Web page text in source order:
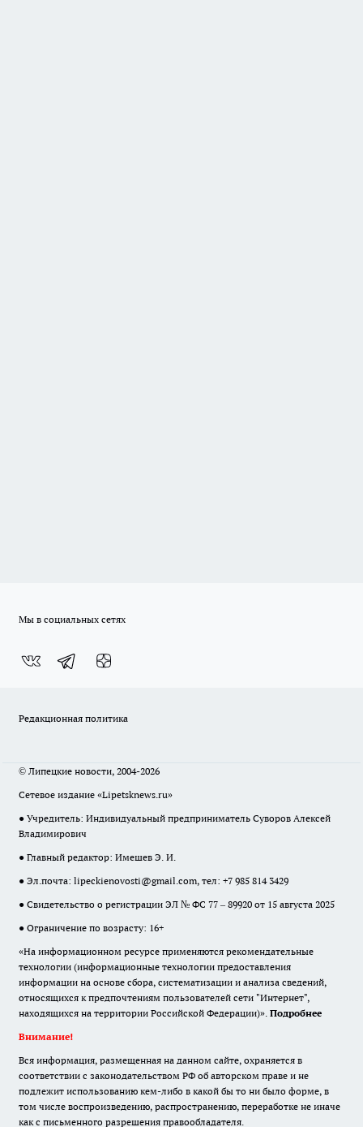
Мы в социальных сетях
Редакционная политика
© Липецкие новости, 2004-2026
Сетевое издание «Lipetsknews.ru»
● Учредитель: Индивидуальный предприниматель Суворов Алексей
Владимирович
● Главный редактор: Имешев Э. И.
● Эл.почта: lipeckienovosti@gmail.com, тел: +7 985 814 3429
● Свидетельство о регистрации ЭЛ № ФС 77 – 89920 от 15 августа 2025
● Ограничение по возрасту: 16+
«На информационном ресурсе применяются рекомендательные
технологии (информационные технологии предоставления
информации на основе сбора, систематизации и анализа сведений,
относящихся к предпочтениям пользователей сети "Интернет",
находящихся на территории Российской Федерации)». Подробнее
Внимание!
Вся информация, размещенная на данном сайте, охраняется в
соответствии с законодательством РФ об авторском праве и не
подлежит использованию кем-либо в какой бы то ни было форме, в
том числе воспроизведению, распространению, переработке не иначе
как с письменного разрешения правообладателя.